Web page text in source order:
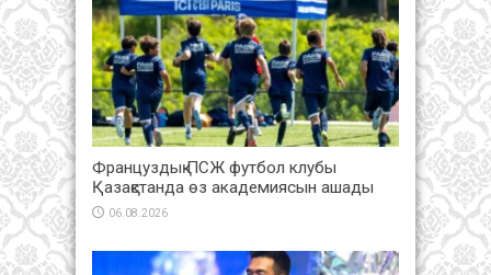
Француздық ПСЖ футбол клубы
Қазақстанда өз академиясын ашады
06.08.2026